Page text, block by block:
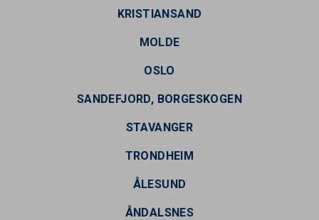
ÅLESUND
KRISTIANSAND
MOLDE
OSLO
SANDEFJORD, BORGESKOGEN
STAVANGER
TRONDHEIM
ÅLESUND
ÅNDALSNES